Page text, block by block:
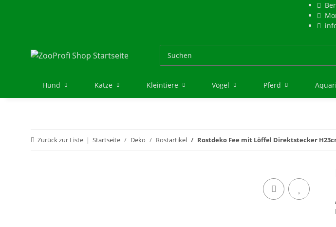
Hund Katze Kleintiere Vögel Pferd
Zurück zur Liste Startseite Deko Rostartikel Rostdeko Fee mit Löffel Direktstecker